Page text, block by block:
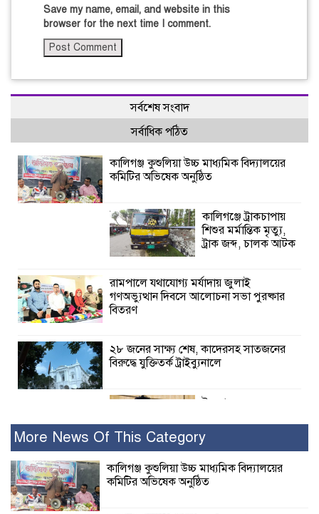
Save my name, email, and website in this
browser for the next time I comment.
সর্বশেষ সংবাদ
সর্বাধিক পঠিত
কালিগঞ্জ কুশুলিয়া উচ্চ মাধ্যমিক বিদ্যালয়ের
কমিটির অভিষেক অনুষ্ঠিত
কালিগঞ্জে ট্রাকচাপায়
শিশুর মর্মান্তিক মৃত্যু,
ট্রাক জব্দ, চালক আটক
রামপালে যথাযোগ্য মর্যাদায় জুলাই
গণঅভ্যুত্থান দিবসে আলোচনা সভা পুরষ্কার
বিতরণ
২৮ জনের সাক্ষ্য শেষ, কাদেরসহ সাতজনের
বিরুদ্ধে যুক্তিতর্ক ট্রাইব্যুনালে
ইসলামের সবচেয়ে
নুর
পাঁচ মাসে সরকারের দোষ দিচ্ছেন, আপনারা
More News Of This Category
কালিগঞ্জ কুশুলিয়া উচ্চ মাধ্যমিক বিদ্যালয়ের
কমিটির অভিষেক অনুষ্ঠিত